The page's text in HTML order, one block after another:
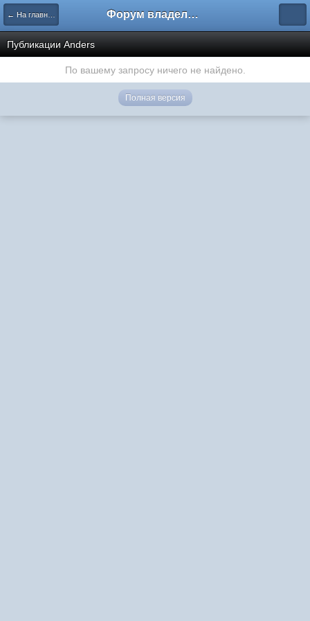
← На главную Форум владельцев интернет-магазинов
Публикации Anders
По вашему запросу ничего не найдено.
Полная версия